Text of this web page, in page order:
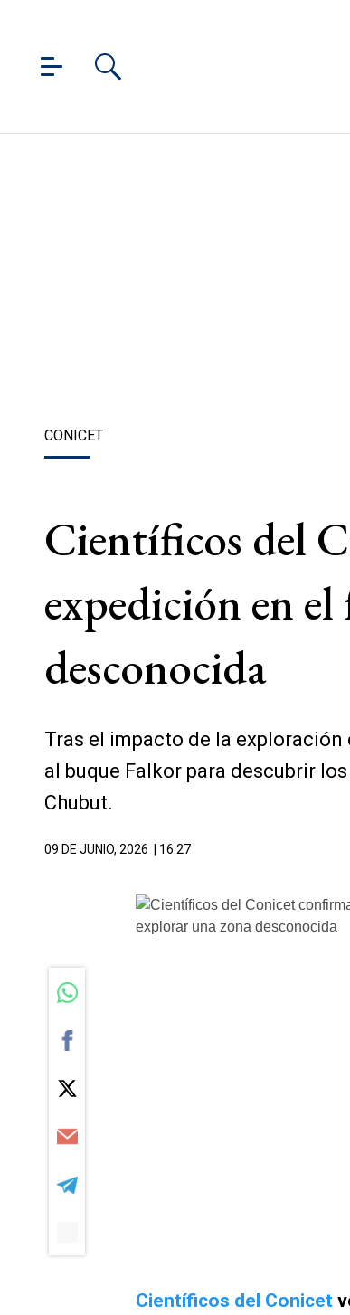
CONICET
Científicos del
expedición en
desconocida
Tras el impacto de la
al buque Falkor para descubrir
Chubut.
09 DE JUNIO, 2026 | 16.27
Científicos del Conicet